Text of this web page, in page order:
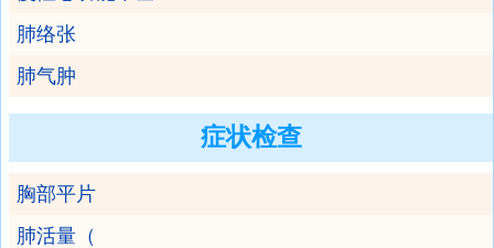
肺络张
肺气肿
症状检查
胸部平片
肺活量（